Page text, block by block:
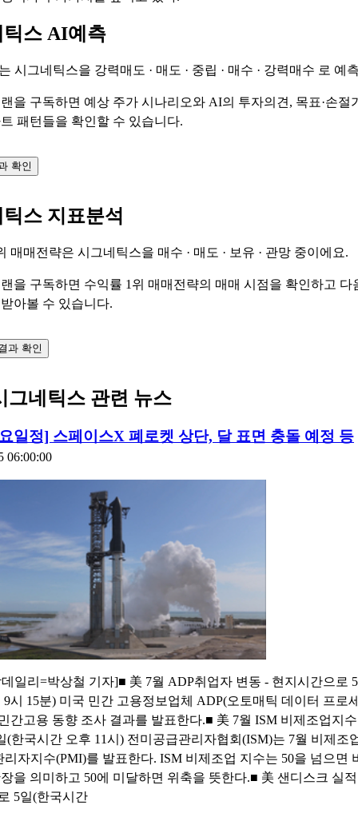
스 AI예측
시그네틱스을 강력매도 · 매도 · 중립 · 매수 · 강력매수 로 예
을 구독하면 예상 주가 시나리오와 AI의 투자의견, 목표·손절
패턴들을 확인할 수 있습니다.
확인
스 지표분석
매매전략은 시그네틱스을 매수 · 매도 · 보유 · 관망 중이에요.
을 구독하면 수익률 1위 매매전략의 매매 시점을 확인하고 다
아볼 수 있습니다.
과 확인
그네틱스 관련 뉴스
일정] 스페이스X 폐로켓 상단, 달 표면 충돌 예정 등
06:00:00
일리=박상철 기자]■ 美 7월 ADP취업자 변동 - 현지시간으로
9시 15분) 미국 민간 고용정보업체 ADP(오토매틱 데이터 프로
간고용 동향 조사 결과를 발표한다.■ 美 7월 ISM 비제조업지
(한국시간 오후 11시) 전미공급관리자협회(ISM)는 7월 비제조
리자지수(PMI)를 발표한다. ISM 비제조업 지수는 50을 넘으면
을 의미하고 50에 미달하면 위축을 뜻한다.■ 美 샌디스크 실
5일(한국시간